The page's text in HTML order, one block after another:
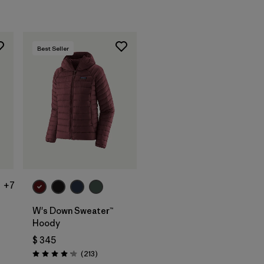
+7
Best Seller
W's Down Sweater™
Hoody
$ 345
Valoración: 4.2 / 5
(213Comentarios
)